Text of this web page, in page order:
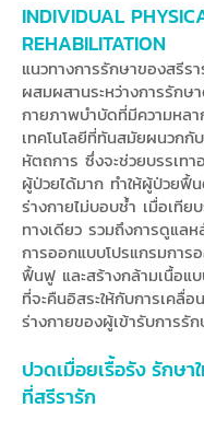
INDIVIDUAL
REHABILITATION
แนวทางการรักษาของสรีร
ผสมผสานระหว่างการรักษ
กายภาพบำบัดที่มีความหลา
เทคโนโลยีที่ทันสมัยผนวกกั
หัตถการ ซึ่งจะช่วยบรรเทา
ผู้ป่วยได้มาก ทำให้ผู้ป่วยฟื้
ร่างกายไม่บอบช้ำ เมื่อเที
ทางเดียว รวมถึงการดูแล
การออกแบบโปรแกรมการ
ฟื้นฟู และสร้างกล้ามเนื้อแ
ที่จะคืนอิสระให้กับการเคลื่อ
ร่างกายของผู้เข้ารับการรัก
ปวดเมื่อยเรื้อรัง รักษา
ที่สรีรารัก